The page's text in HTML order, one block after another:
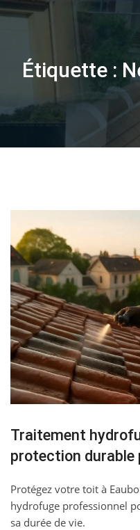
Skip
Étiquette :
Traitement
protection
Protégez votre toit à
hydrofuge professionnel
sa durée de vie.